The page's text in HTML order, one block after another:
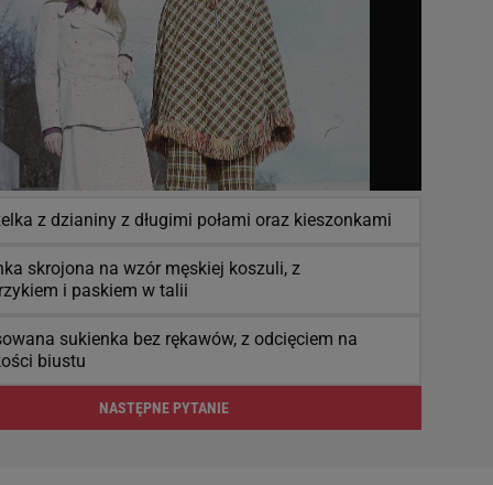
z dzianiny z długimi połami oraz kieszonkami
skrojona na wzór męskiej koszuli, z
i paskiem w talii
sukienka bez rękawów, z odcięciem na
biustu
NASTĘPNE PYTANIE